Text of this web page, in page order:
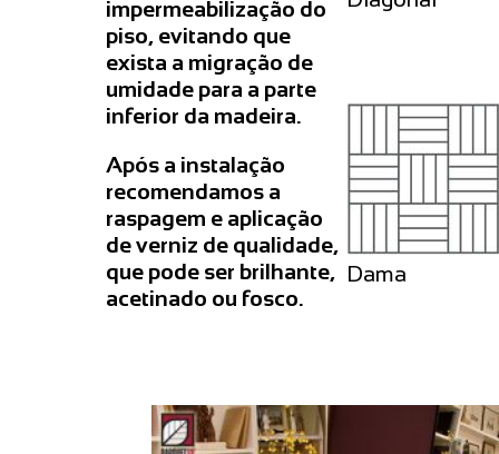
impermeabilização do
piso, evitando que
exista a migração de
umidade para a parte
inferior da madeira.
Após a instalação
recomendamos a
raspagem e aplicação
de verniz de qualidade,
que pode ser brilhante,
acetinado ou fosco.
Dama